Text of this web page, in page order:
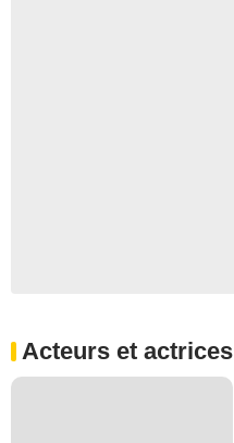
Acteurs et actrices